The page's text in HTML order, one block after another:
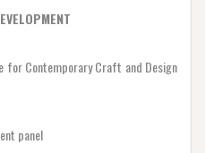
Contemporary Craft and Design
panel